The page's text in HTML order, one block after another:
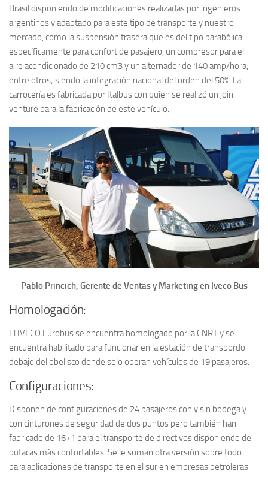
Brasil disponiendo de modificaciones realizadas por ingenieros
argentinos y adaptado para este tipo de transporte y nuestro
mercado, como la suspensión trasera que es del tipo parabólica
específicamente para confort de pasajero, un compresor para el
aire acondicionado de 210 cm3 y un alternador de 140 amp/hora,
entre otros; siendo la integración nacional del orden del 50%. La
carrocería es fabricada por Italbus con quien se realizó un join
venture para la fabricación de este vehículo.
Pablo Princich, Gerente de Ventas y Marketing en Iveco Bus
Homologación:
El IVECO Eurobus se encuentra homologado por la CNRT y se
encuentra habilitado para funcionar en la estación de transbordo
debajo del obelisco donde solo operan vehículos de 19 pasajeros.
Configuraciones:
Disponen de configuraciones de 24 pasajeros con y sin bodega y
con cinturones de seguridad de dos puntos pero también han
fabricado de 16+1 para el transporte de directivos disponiendo de
butacas más confortables. Se le suman otra versión sobre todo
para aplicaciones de transporte en el sur en empresas petroleras